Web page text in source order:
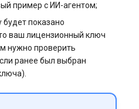
пример с ИИ-агентом;
показано
ваш лицензионный ключ
нужно проверить
ранее был выбран